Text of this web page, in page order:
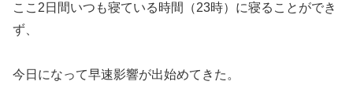
ここ2日間いつも寝ている時間（23時）に寝ることができ
ず、
今日になって早速影響が出始めてきた。